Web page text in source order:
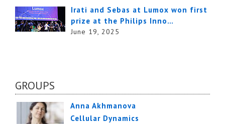
Irati and Sebas at Lumox won first
prize at the Philips Inno…
June 19, 2025
GROUPS
Anna Akhmanova
Cellular Dynamics